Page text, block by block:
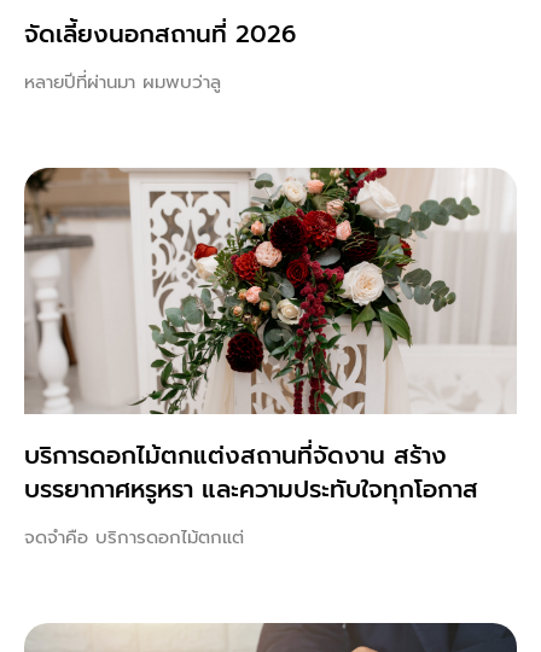
จัดเลี้ยงนอกสถานที่ 2026
หลายปีที่ผ่านมา ผมพบว่าลู
บริการดอกไม้ตกแต่งสถานที่จัดงาน สร้าง
บรรยากาศหรูหรา และความประทับใจทุกโอกาส
จดจำคือ บริการดอกไม้ตกแต่